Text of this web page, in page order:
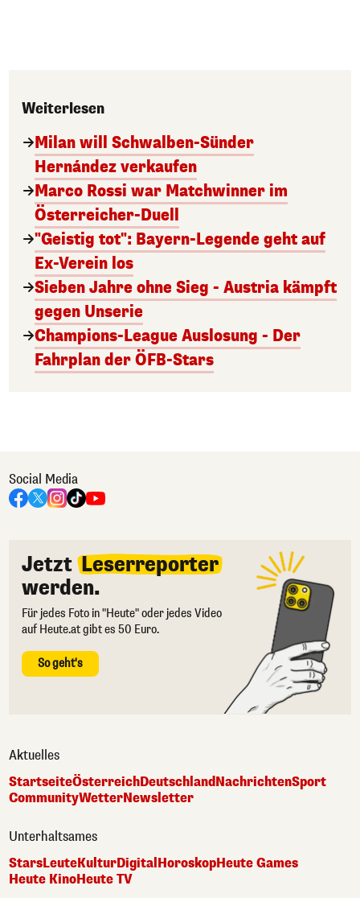
Weiterlesen
Milan will Schwalben-Sünder
Hernández verkaufen
Marco Rossi war Matchwinner im
Österreicher-Duell
"Geistig tot": Bayern-Legende geht auf
Ex-Verein los
Sieben Jahre ohne Sieg - Austria kämpft
gegen Unserie
Champions-League Auslosung - Der
Fahrplan der ÖFB-Stars
Social Media
Jetzt Leserreporter
werden.
Für jedes Foto in "Heute" oder jedes Video
auf Heute.at gibt es 50 Euro.
So geht's
Aktuelles
StartseiteÖsterreichDeutschlandNachrichtenSport
CommunityWetterNewsletter
Unterhaltsames
StarsLeuteKulturDigital HoroskopHeute Games
Heute KinoHeute TV